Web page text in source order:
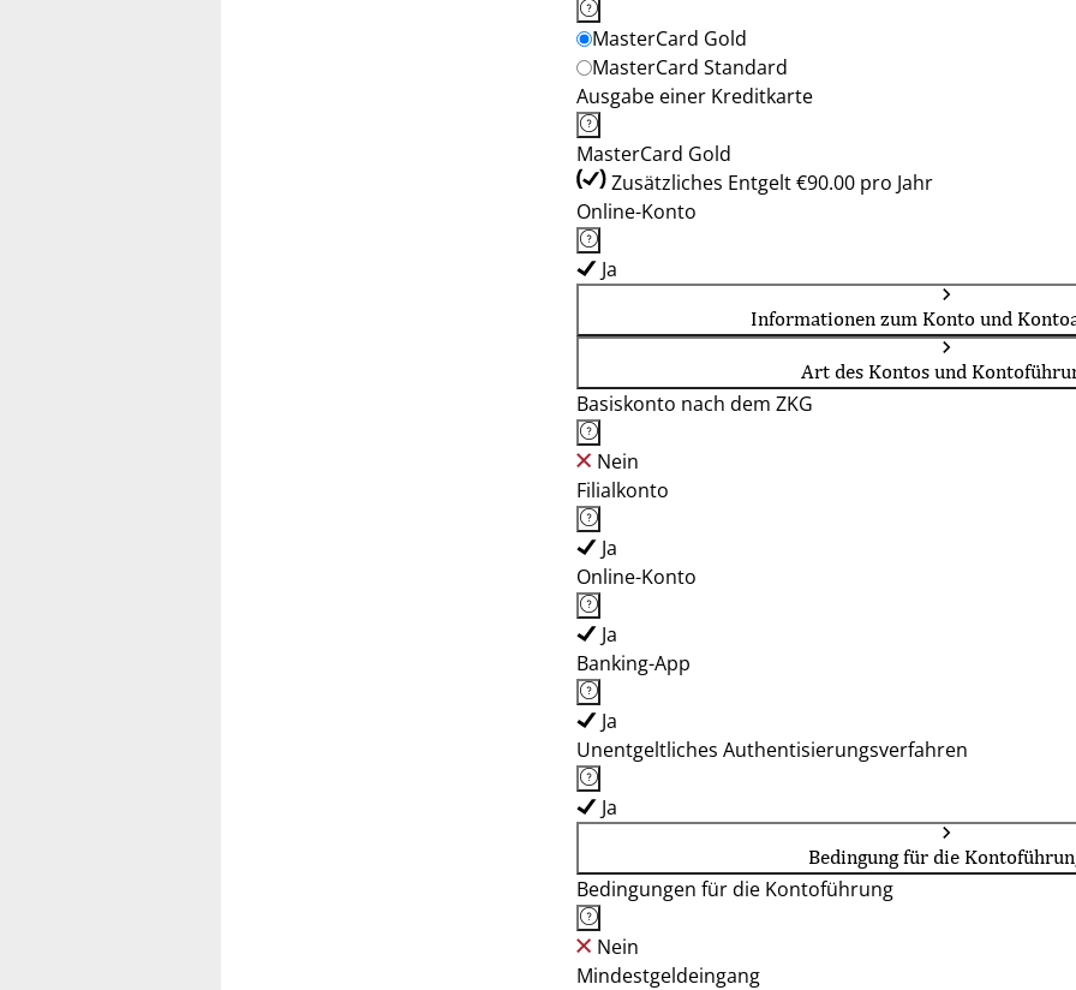
MasterCard Gold
MasterCard Standard
Ausgabe einer Kreditkarte
MasterCard Gold
Zusätzliches Entgelt €90.00 pro Jahr
Online-Konto
Ja
Informationen zum Konto und
Art des Kontos und
Basiskonto nach dem ZKG
Nein
Filialkonto
Ja
Online-Konto
Ja
Banking-App
Ja
Unentgeltliches Authentisierungsverfahren
Ja
Bedingung für die
Bedingungen für die Kontoführung
Nein
Mindestgeldeingang